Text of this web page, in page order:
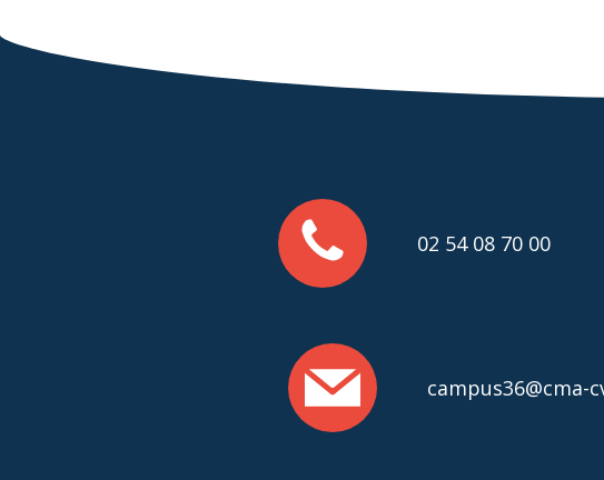
02 54 08 70 00
campus36@cma-